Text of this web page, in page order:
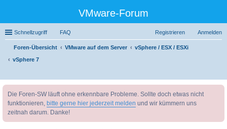
VMware-Forum
Schnellzugriff FAQ Anmelden
Registrieren
Foren-Übersicht VMware auf dem Server
vSphere / ESX / ESXi
vSphere 7
uc
Die Foren-SW läuft ohne erkennbare Probleme. Sollte doch etwas nicht
funktionieren, bitte gerne hier jederzeit melden und wir kümmern uns
zeitnah darum. Danke!